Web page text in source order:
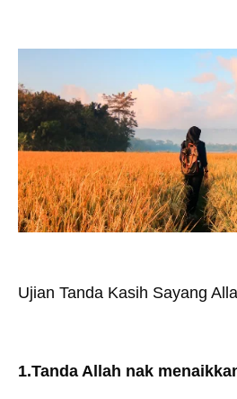
Ujian Tanda Kasih Sayang
1.Tanda Allah nak